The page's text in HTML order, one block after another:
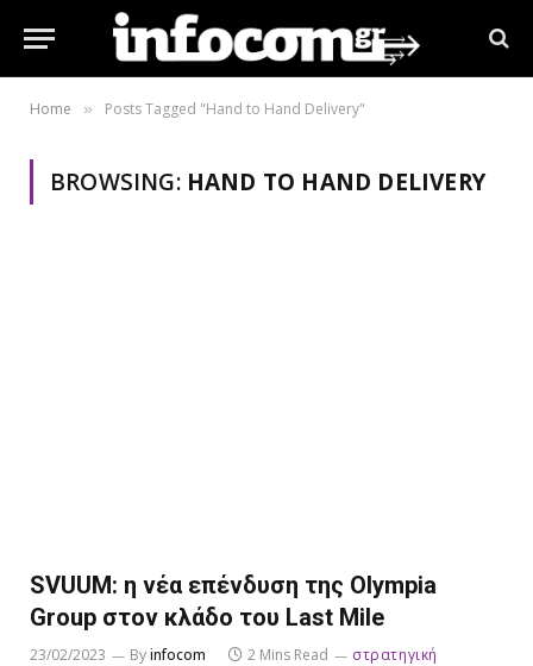
Home » Posts Tagged "Hand to Hand Delivery"
BROWSING: HAND TO HAND DELIVERY
SVUUM: η νέα επένδυση της Olympia
Group στον κλάδο του Last Mile
23/02/2023 Byinfocom 2 Mins Read στρατηγική